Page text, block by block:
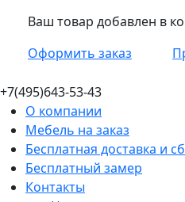
Ваш товар добавлен в
Оформить заказ
+7(495)643-53-43
О компании
Мебель на заказ
Бесплатная доставка и
Бесплатный замер
Контакты